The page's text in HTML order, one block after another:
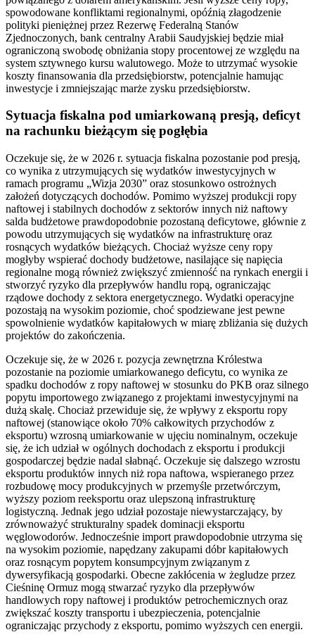
spowodowane konfliktami regionalnymi, opóźnią złagodzenie
polityki pieniężnej przez Rezerwę Federalną Stanów
Zjednoczonych, bank centralny Arabii Saudyjskiej będzie miał
ograniczoną swobodę obniżania stopy procentowej ze względu na
system sztywnego kursu walutowego. Może to utrzymać wysokie
koszty finansowania dla przedsiębiorstw, potencjalnie hamując
inwestycje i zmniejszając marże zysku przedsiębiorstw.
Sytuacja fiskalna pod umiarkowaną presją, deficyt
na rachunku bieżącym się pogłębia
Oczekuje się, że w 2026 r. sytuacja fiskalna pozostanie pod presją,
co wynika z utrzymujących się wydatków inwestycyjnych w
ramach programu „Wizja 2030” oraz stosunkowo ostrożnych
założeń dotyczących dochodów. Pomimo wyższej produkcji ropy
naftowej i stabilnych dochodów z sektorów innych niż naftowy
salda budżetowe prawdopodobnie pozostaną deficytowe, głównie z
powodu utrzymujących się wydatków na infrastrukturę oraz
rosnących wydatków bieżących. Chociaż wyższe ceny ropy
mogłyby wspierać dochody budżetowe, nasilające się napięcia
regionalne mogą również zwiększyć zmienność na rynkach energii i
stworzyć ryzyko dla przepływów handlu ropą, ograniczając
rządowe dochody z sektora energetycznego. Wydatki operacyjne
pozostają na wysokim poziomie, choć spodziewane jest pewne
spowolnienie wydatków kapitałowych w miarę zbliżania się dużych
projektów do zakończenia.
Oczekuje się, że w 2026 r. pozycja zewnętrzna Królestwa
pozostanie na poziomie umiarkowanego deficytu, co wynika ze
spadku dochodów z ropy naftowej w stosunku do PKB oraz silnego
popytu importowego związanego z projektami inwestycyjnymi na
dużą skalę. Chociaż przewiduje się, że wpływy z eksportu ropy
naftowej (stanowiące około 70% całkowitych przychodów z
eksportu) wzrosną umiarkowanie w ujęciu nominalnym, oczekuje
się, że ich udział w ogólnych dochodach z eksportu i produkcji
gospodarczej będzie nadal słabnąć. Oczekuje się dalszego wzrostu
eksportu produktów innych niż ropa naftowa, wspieranego przez
rozbudowę mocy produkcyjnych w przemyśle przetwórczym,
wyższy poziom reeksportu oraz ulepszoną infrastrukturę
logistyczną. Jednak jego udział pozostaje niewystarczający, by
zrównoważyć strukturalny spadek dominacji eksportu
węglowodorów. Jednocześnie import prawdopodobnie utrzyma się
na wysokim poziomie, napędzany zakupami dóbr kapitałowych
oraz rosnącym popytem konsumpcyjnym związanym z
dywersyfikacją gospodarki. Obecne zakłócenia w żegludze przez
Cieśninę Ormuz mogą stwarzać ryzyko dla przepływów
handlowych ropy naftowej i produktów petrochemicznych oraz
zwiększać koszty transportu i ubezpieczenia, potencjalnie
ograniczając przychody z eksportu, pomimo wyższych cen energii.